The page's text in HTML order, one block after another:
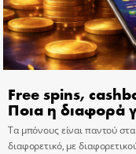
Free spins,
Ποια η διαφορά
Τα μπόνους είναι παντού
διαφορετικό, με